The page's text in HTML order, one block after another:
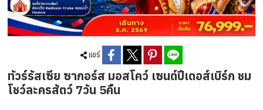
แชร์
ทัวร์รัสเซีย ซากอร์ส มอสโคว์ เซนต์ปีเตอส์เบิร์ก ชม
โชว์ละครสัตว์ 7วัน 5คืน